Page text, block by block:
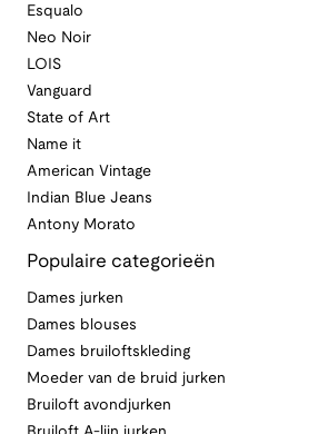
Esqualo
Neo Noir
LOIS
Vanguard
State of Art
Name it
American Vintage
Indian Blue Jeans
Antony Morato
Populaire categorieën
Dames jurken
Dames blouses
Dames bruiloftskleding
Moeder van de bruid jurken
Bruiloft avondjurken